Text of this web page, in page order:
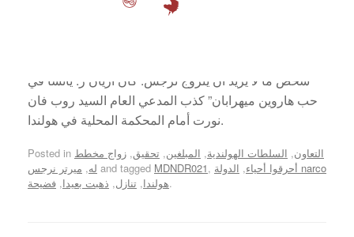
“شخص ما لا يريد أن يتزوج نرجس. كان آريان ر. يائساً في
حب هاروين ميهرابان” كذب المدعي العام السيد روب فان
نورت أمام المحكمة المحلية في هولندا.
Posted in التعاون, السلطات الهولندية, المبلغين, تحقيق, زواج مخطط
له, ميرتر نرجس and tagged MDNDR021, أحرقوا أحياء, الدولة narco
هولندا, تنازل, ذهبت بعيدا, فضيحة .